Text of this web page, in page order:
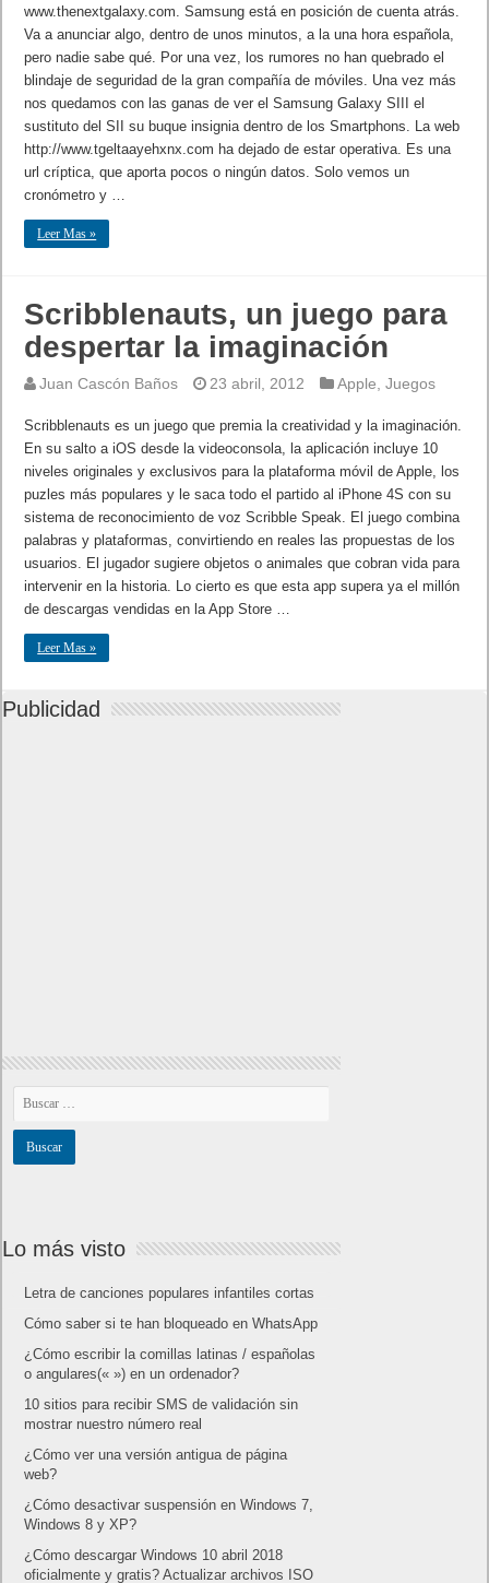
www.thenextgalaxy.com. Samsung está en posición de cuenta atrás.
Va a anunciar algo, dentro de unos minutos, a la una hora española,
pero nadie sabe qué. Por una vez, los rumores no han quebrado el
blindaje de seguridad de la gran compañía de móviles. Una vez más
nos quedamos con las ganas de ver el Samsung Galaxy SIII el
sustituto del SII su buque insignia dentro de los Smartphons. La web
http://www.tgeltaayehxnx.com ha dejado de estar operativa. Es una
url críptica, que aporta pocos o ningún datos. Solo vemos un
cronómetro y …
Leer Mas »
Scribblenauts, un juego para
despertar la imaginación
Juan Cascón Baños 23 abril, 2012 Apple ,Juegos
Scribblenauts es un juego que premia la creatividad y la imaginación.
En su salto a iOS desde la videoconsola, la aplicación incluye 10
niveles originales y exclusivos para la plataforma móvil de Apple, los
puzles más populares y le saca todo el partido al iPhone 4S con su
sistema de reconocimiento de voz Scribble Speak. El juego combina
palabras y plataformas, convirtiendo en reales las propuestas de los
usuarios. El jugador sugiere objetos o animales que cobran vida para
intervenir en la historia. Lo cierto es que esta app supera ya el millón
de descargas vendidas en la App Store …
Leer Mas »
Publicidad
Lo más visto
Letra de canciones populares infantiles cortas
Cómo saber si te han bloqueado en WhatsApp
¿Cómo escribir la comillas latinas / españolas
o angulares(« ») en un ordenador?
10 sitios para recibir SMS de validación sin
mostrar nuestro número real
¿Cómo ver una versión antigua de página
web?
¿Cómo desactivar suspensión en Windows 7,
Windows 8 y XP?
¿Cómo descargar Windows 10 abril 2018
oficialmente y gratis? Actualizar archivos ISO